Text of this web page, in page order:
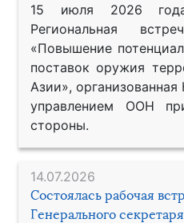
15 июля 2026
Региональная
«Повышение
поставок оружия
Азии»,
управлением ООН
стороны.
14.07.2026
Состоялась рабочая
Генерального